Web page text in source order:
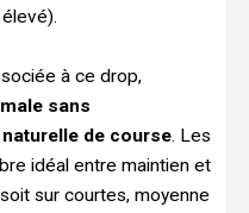
à ce drop,
sans
de course. Les
idéal entre maintien et
sur courtes, moyenne